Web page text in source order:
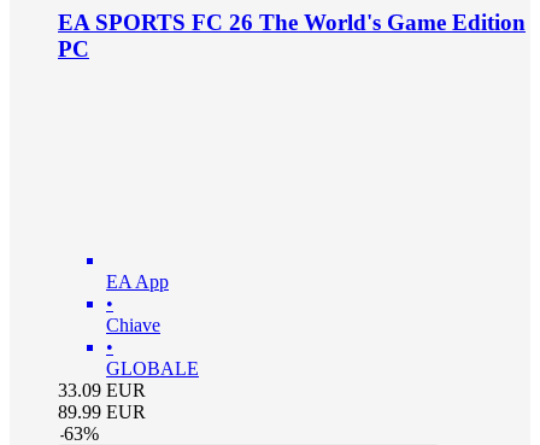
EA SPORTS FC 26 The World's Game Edition
PC
EA App
•
Chiave
•
GLOBALE
33.09 EUR
89.99 EUR
-63%